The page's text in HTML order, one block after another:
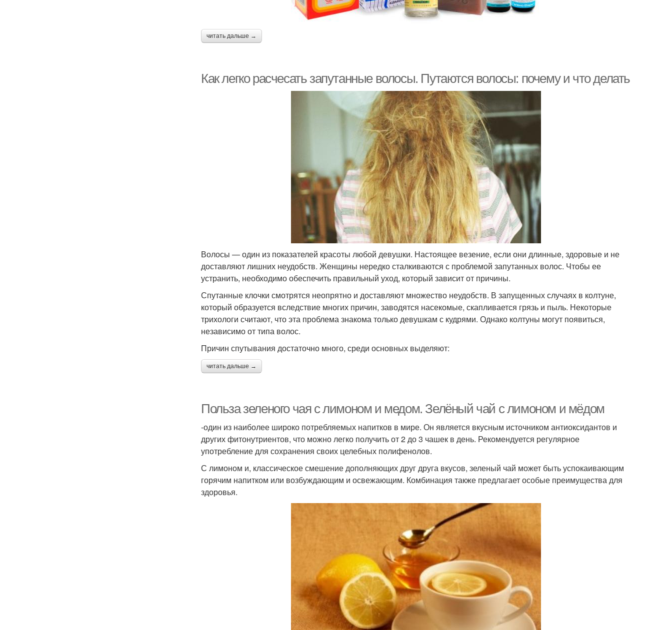
читать дальше →
Как легко расчесать запутанные волосы. Путаются волосы: почему и что делать
Волосы — один из показателей красоты любой девушки. Настоящее везение, если они длинные, здоровые и не
доставляют лишних неудобств. Женщины нередко сталкиваются с проблемой запутанных волос. Чтобы ее
устранить, необходимо обеспечить правильный уход, который зависит от причины.
Спутанные клочки смотрятся неопрятно и доставляют множество неудобств. В запущенных случаях в колтуне,
который образуется вследствие многих причин, заводятся насекомые, скапливается грязь и пыль. Некоторые
трихологи считают, что эта проблема знакома только девушкам с кудрями. Однако колтуны могут появиться,
независимо от типа волос.
Причин спутывания достаточно много, среди основных выделяют:
читать дальше →
Польза зеленого чая с лимоном и медом. Зелёный чай с лимоном и мёдом
-один из наиболее широко потребляемых напитков в мире. Он является вкусным источником антиоксидантов и
других фитонутриентов, что можно легко получить от 2 до 3 чашек в день. Рекомендуется регулярное
употребление для сохранения своих целебных полифенолов.
С лимоном и, классическое смешение дополняющих друг друга вкусов, зеленый чай может быть успокаивающим
горячим напитком или возбуждающим и освежающим. Комбинация также предлагает особые преимущества для
здоровья.